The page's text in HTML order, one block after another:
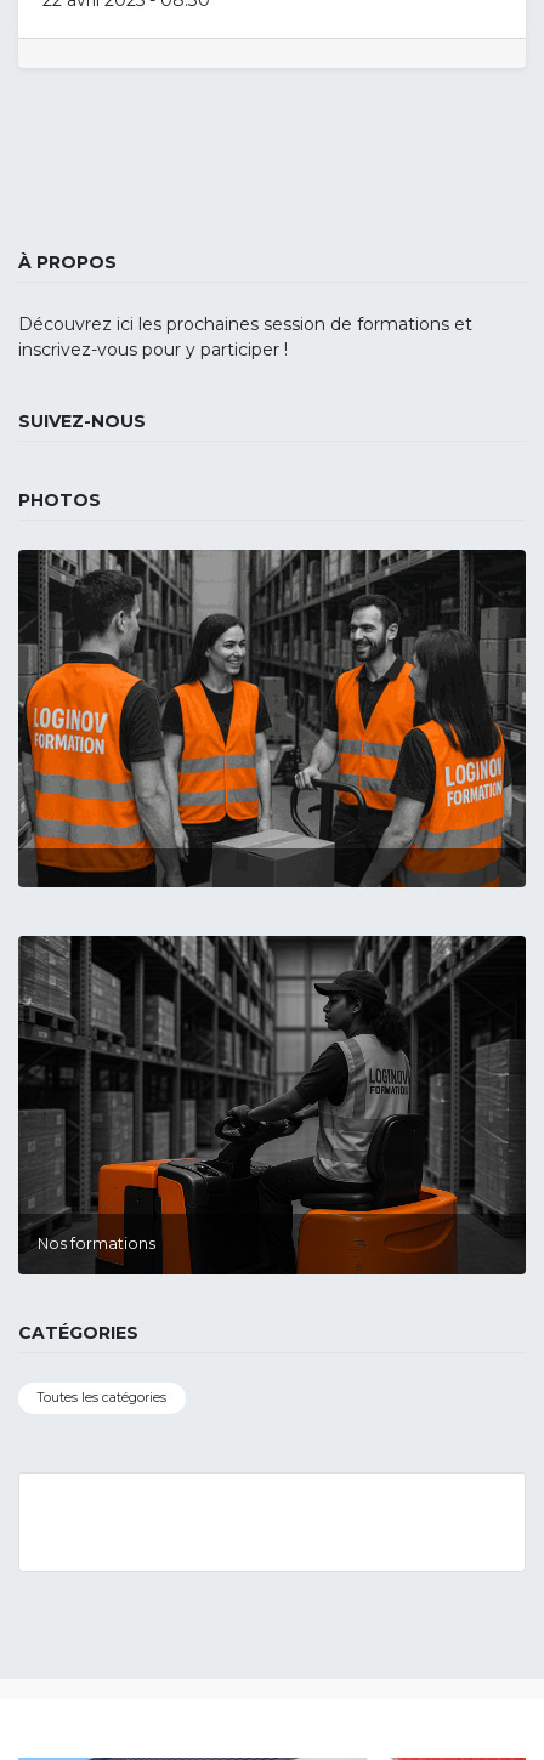
À PROPOS
Découvrez ici les prochaines session de formations et
inscrivez-vous pour y participer !
SUIVEZ-NOUS
PHOTOS
Nos formations
CATÉGORIES
Toutes les catégories